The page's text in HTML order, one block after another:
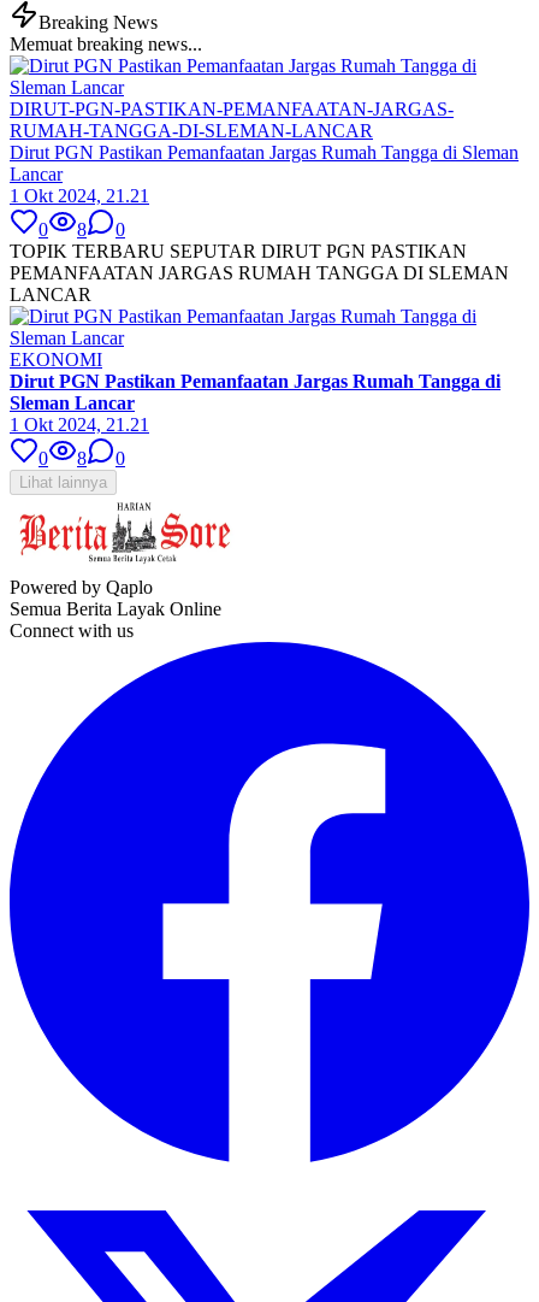
Breaking News
Memuat breaking news...
DIRUT-PGN-PASTIKAN-PEMANFAATAN-JARGAS-
RUMAH-TANGGA-DI-SLEMAN-LANCAR
Dirut PGN Pastikan Pemanfaatan Jargas Rumah Tangga di Sleman
Lancar
1 Okt 2024, 21.21
0
8
0
TOPIK TERBARU SEPUTAR DIRUT PGN PASTIKAN
PEMANFAATAN JARGAS RUMAH TANGGA DI SLEMAN
LANCAR
EKONOMI
Dirut PGN Pastikan Pemanfaatan Jargas Rumah Tangga di
Sleman Lancar
1 Okt 2024, 21.21
0
8 0
Lihat lainnya
Powered by Qaplo
Semua Berita Layak Online
Connect with us